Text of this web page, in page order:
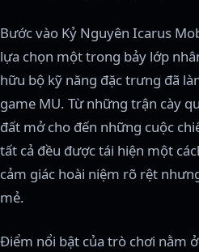
Bước vào Kỷ Nguyên Icarus
lựa chọn một trong bảy lớp
hữu bộ kỹ năng đặc trưng đã
game MU. Từ những trận cày
đất mở cho đến những cuộc
tất cả đều được tái hiện một
cảm giác hoài niệm rõ rệt
mẻ.
Điểm nổi bật của trò chơi nằm